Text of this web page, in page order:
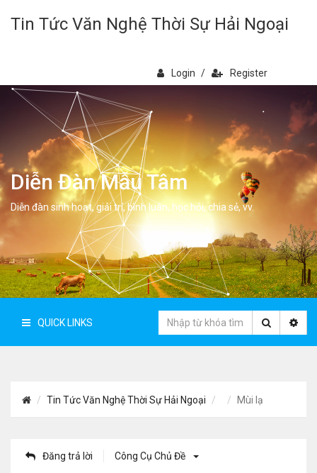
Tin Tức Văn Nghệ Thời Sự Hải Ngoại
Login / Register
Diễn Đàn Mẫu Tâm
Diễn đàn sinh hoạt, giải trí, bình luân, học hỏi, chia sẻ, vv.
QUICK LINKS
Tin Tức Văn Nghệ Thời Sự Hải Ngoại Mùi lạ
Đăng trả lời Công Cụ Chủ Đề